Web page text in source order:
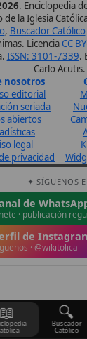
de WhatsApp
· publicación regular
de Instagram
· @wikitolica